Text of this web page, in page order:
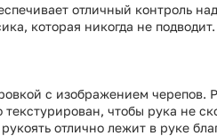
отличный контроль
которая никогда не подводит.
с изображением
чтобы рука не
отлично лежит в руке